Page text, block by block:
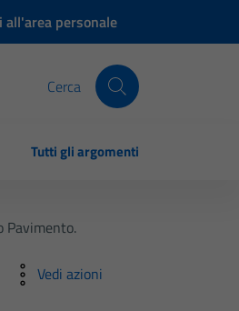
all'area personale
Cerca
Tutti gli argomenti
Pavimento.
Vedi azioni